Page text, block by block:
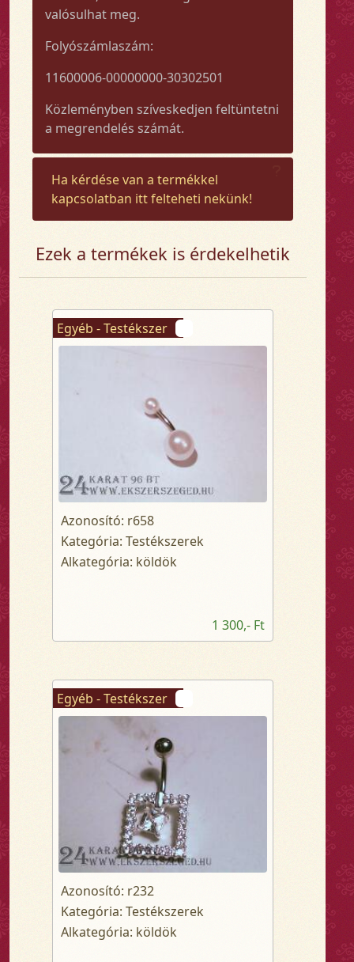
valósulhat meg.
Folyószámlaszám:
11600006-00000000-30302501
Közleményben szíveskedjen feltüntetni
a megrendelés számát.
Ha kérdése van a termékkel
kapcsolatban itt felteheti nekünk!
Ezek a termékek is érdekelhetik
Egyéb - Testékszer
Azonosító: r658
Kategória: Testékszerek
Alkategória: köldök
1 300,- Ft
Egyéb - Testékszer
Azonosító: r232
Kategória: Testékszerek
Alkategória: köldök